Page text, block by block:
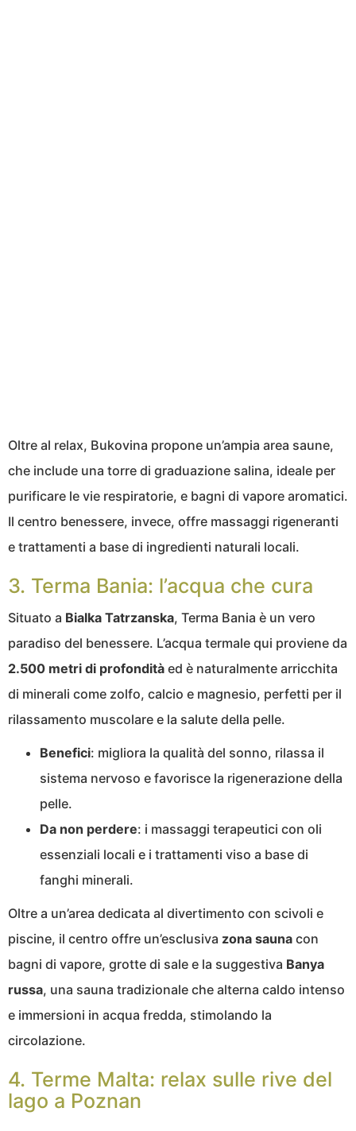
Oltre al relax, Bukovina propone un’ampia area saune,
che include una torre di graduazione salina, ideale per
purificare le vie respiratorie, e bagni di vapore aromatici.
Il centro benessere, invece, offre massaggi rigeneranti
e trattamenti a base di ingredienti naturali locali.
3. Terma Bania: l’acqua che cura
Situato a Bialka Tatrzanska, Terma Bania è un vero
paradiso del benessere. L’acqua termale qui proviene da
2.500 metri di profondità ed è naturalmente arricchita
di minerali come zolfo, calcio e magnesio, perfetti per il
rilassamento muscolare e la salute della pelle.
Benefici: migliora la qualità del sonno, rilassa il
sistema nervoso e favorisce la rigenerazione della
pelle.
Da non perdere: i massaggi terapeutici con oli
essenziali locali e i trattamenti viso a base di
fanghi minerali.
Oltre a un’area dedicata al divertimento con scivoli e
piscine, il centro offre un’esclusiva zona sauna con
bagni di vapore, grotte di sale e la suggestiva Banya
russa, una sauna tradizionale che alterna caldo intenso
e immersioni in acqua fredda, stimolando la
circolazione.
4. Terme Malta: relax sulle rive del
lago a Poznan